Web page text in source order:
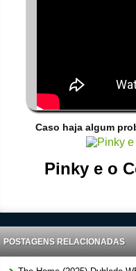
Caso haja algum
Pinky e o
POSTAGENS RELACIONADAS